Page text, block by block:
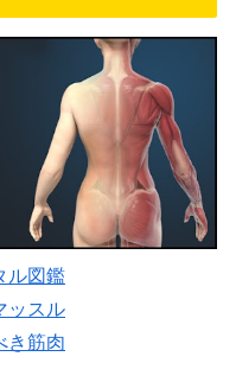
ル図鑑
ッスル
き筋肉